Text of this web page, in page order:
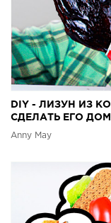
DIY - ЛИЗУН ИЗ
СДЕЛАТЬ ЕГО
Anny May